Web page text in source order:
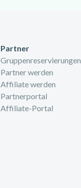
Partner
Gruppenreservierungen
Partner werden
Affiliate werden
Partnerportal
Affiliate-Portal